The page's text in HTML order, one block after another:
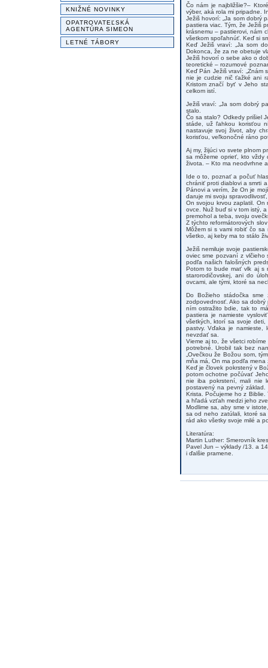
KNIŽNÉ NOVINKY
OPATROVATEĽSKÁ
AGENTÚRA SIMEON
LETNÉ TÁBORY
Čo nám je najbližšie?–
výber, aká rola mi pripadne.
Ježiš hovorí: „Ja som dobrý
pastiera viac. Tým, že Ježiš
krásnemu – pastierovi, nám
všetkom spoľahnúť. Keď si
Keď Ježiš vraví: „Ja som
Dokonca, že za ne obetuje
Ježiš hovorí o sebe ako o
teoretické – rozumové
Keď Pán Ježiš vraví: „Znám
nie je cudzie nič ťažké ani
Kristom značí byť v Jeho
celkom istí.
Ježiš vraví: „Ja som dobrý
stalo.
Čo sa stalo? Odkedy prišiel
stáde, už ľahkou korisťou
nastavuje svoj život, aby
korisťou, veľkonočné ráno
Aj my, žijúci vo svete plnom
sa môžeme oprieť, kto
života. – Kto ma neodvrhne
Ide o to, poznať a počuť
chrániť proti diablovi a smrti
Pánovi a verím, že On je
daruje mi svoju
On svojou krvou zaplatil.
ovce. Nuž buď si v tom istý,
premohol a teba, svoju
Z týchto reformátorových
Môžem si s vami robiť čo
všetko, aj keby ma to stálo
Ježiš nemiluje svoje
oviec sme pozvaní z
podľa našich falošných
Potom to bude mať vlk aj s
starorodičovskej, ani do
ovcami, ale tými, ktoré sa
Do Božieho stádočka
zodpovednosť. Ako sa dobrý
ním ostražito bdie, tak to
pastiera je namieste
všetkých, ktorí sa svoje
pastvy. Vďaka je
nevzdať sa.
Vieme aj to, že všetci
potrebné. Urobil tak bez
„Ovečkou že Božou som,
mňa má, On ma podľa mena
Keď je človek pokrstený v
potom ochotne počúvať
nie iba pokrstení, mali nie
postavený na pevný
Krista. Počujeme ho z
a hľadá vzťah medzi jeho
Modlime sa, aby sme v
sa od neho zatúlali, ktoré
rád ako všetky svoje milé a
Literatúra:
Martin Luther: Smerovník
Pavel Jun – výklady /13. a
i ďalšie pramene.